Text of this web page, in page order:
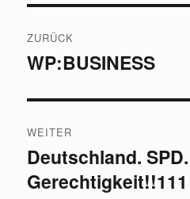
ZURÜCK
Vorheriger
WP:BUSINESS
WEITER
Nächster
Beitrag:
Deutschland. SPD.
Gerechtigkeit!!111